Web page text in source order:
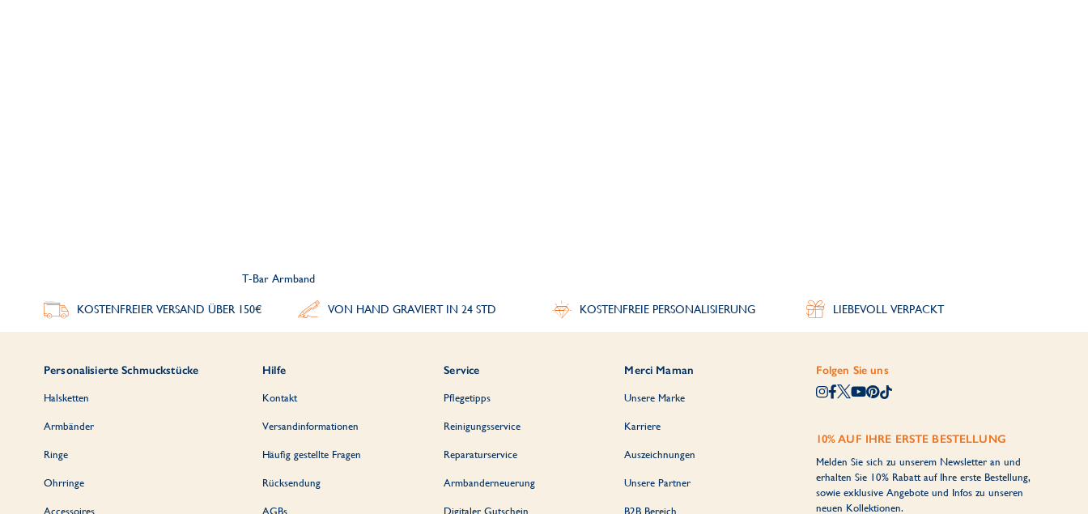
T-Bar Armband
KOSTENFREIER VERSAND ÜBER 150€ VON HAND GRAVIERT IN 24 STD KOSTENFREIE PERSONALISIERUNG LIEBEVOLL VERPACKT
Personalisierte Schmuckstücke
Halsketten
Armbänder
Ringe
Ohrringe
Accessoires
Hilfe
Kontakt
Versandinformationen
Häufig gestellte Fragen
Rücksendung
AGBs
Service
Pflegetipps
Reinigungsservice
Reparaturservice
Armbanderneuerung
Digitaler Gutschein
Merci Maman
Unsere Marke
Karriere
Auszeichnungen
Unsere Partner
B2B Bereich
Folgen Sie uns
10% AUF IHRE ERSTE BESTELLUNG
Melden Sie sich zu unserem Newsletter an und
erhalten Sie 10% Rabatt auf Ihre erste Bestellung,
sowie exklusive Angebote und Infos zu unseren
neuen Kollektionen.